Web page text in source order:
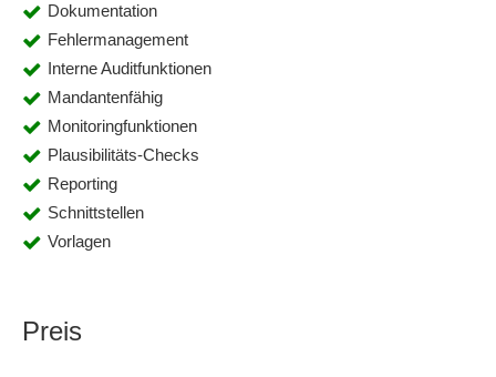
Dokumentation
Fehlermanagement
Interne Auditfunktionen
Mandantenfähig
Monitoringfunktionen
Plausibilitäts-Checks
Reporting
Schnittstellen
Vorlagen
Preis